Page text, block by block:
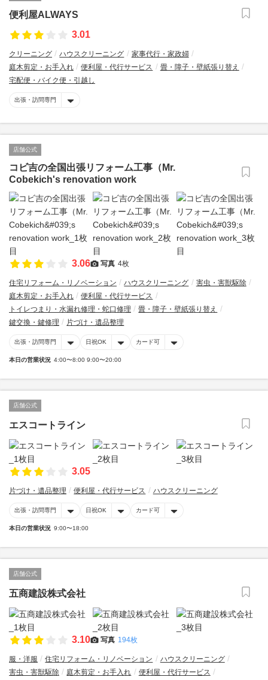
便利屋ALWAYS
3.01
クリーニング ハウスクリーニング
家事代行・家政婦
庭木剪定・お手入れ
便利屋・代行サービス
畳・障子・壁紙張り替え
宅配便・バイク便・引越し
出張・訪問専門
店舗公式
コビ吉の全国出張リフォーム工事（Mr.
Cobekich's renovation work
3.06 写真 4枚
住宅リフォーム・リノベーション ハウスクリーニング
害虫・害獣駆除
庭木剪定・お手入れ
便利屋・代行サービス
トイレつまり・水漏れ修理・蛇口修理
畳・障子・壁紙張り替え
鍵交換・鍵修理
片づけ・遺品整理
出張・訪問専門 日祝OK カード可
本日の営業状況 4:00〜8:00 9:00〜20:00
店舗公式
エスコートライン
3.05
片づけ・遺品整理 便利屋・代行サービス ハウスクリーニング
出張・訪問専門 日祝OK カード可
本日の営業状況 9:00〜18:00
店舗公式
五商建設株式会社
3.10 写真 194枚
服・洋服 住宅リフォーム・リノベーション
ハウスクリーニング
害虫・害獣駆除
庭木剪定・お手入れ
便利屋・代行サービス